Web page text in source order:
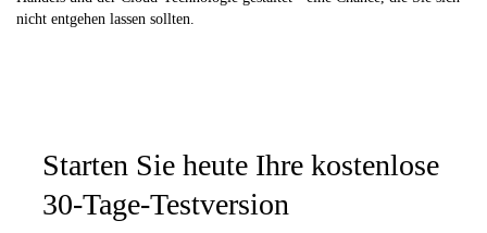
nicht entgehen lassen sollten.
Starten Sie heute Ihre kostenlose
30-Tage-Testversion